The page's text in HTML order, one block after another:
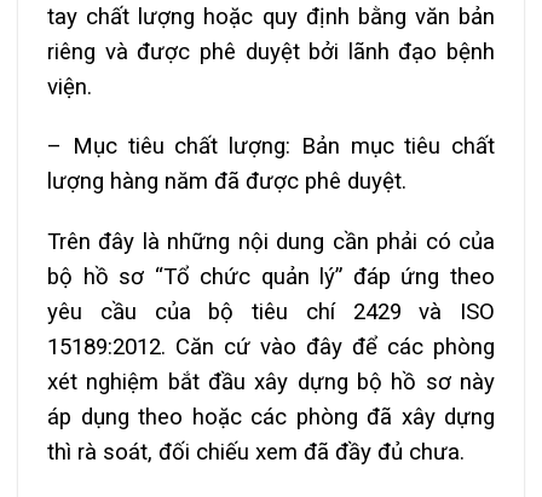
tay chất lượng hoặc quy định bằng văn bản
riêng và được phê duyệt bởi lãnh đạo bệnh
viện.
– Mục tiêu chất lượng: Bản mục tiêu chất
lượng hàng năm đã được phê duyệt.
Trên đây là những nội dung cần phải có của
bộ hồ sơ “Tổ chức quản lý” đáp ứng theo
yêu cầu của bộ tiêu chí 2429 và ISO
15189:2012. Căn cứ vào đây để các phòng
xét nghiệm bắt đầu xây dựng bộ hồ sơ này
áp dụng theo hoặc các phòng đã xây dựng
thì rà soát, đối chiếu xem đã đầy đủ chưa.